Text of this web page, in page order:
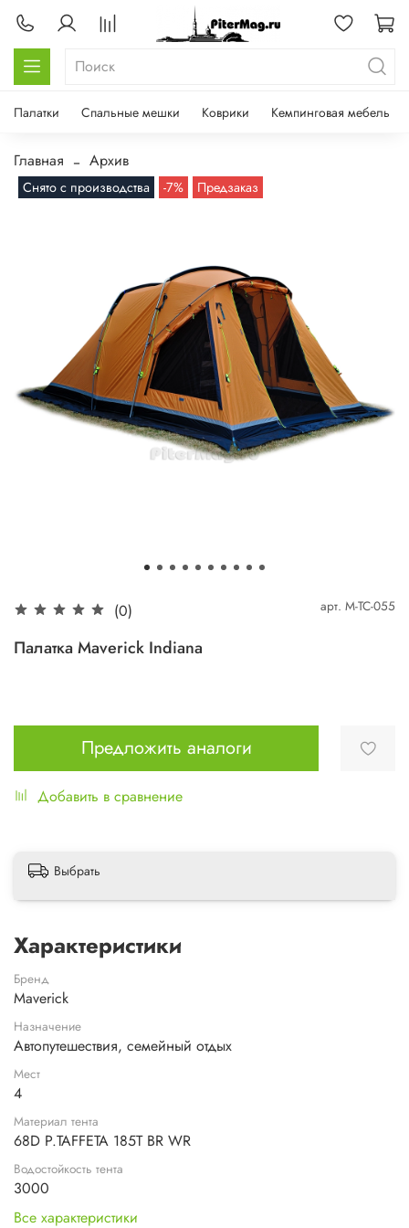
Палатки Спальные мешки Коврики Кемпинговая мебель
Главная Архив
Снято с производства -7% Предзаказ
(0) арт. M-TC-055
Палатка Maverick Indiana
Предложить аналоги
Добавить в сравнение
Выбрать
Характеристики
Бренд
Maverick
Назначение
Автопутешествия, семейный отдых
Мест
4
Материал тента
68D P.TAFFETA 185T BR WR
Водостойкость тента
3000
Все характеристики